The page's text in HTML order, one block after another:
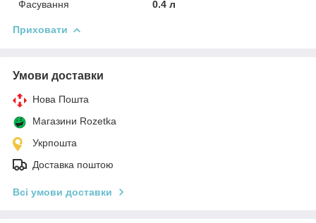
Фасування
0.4 л
Приховати
Умови доставки
Нова Пошта
Магазини Rozetka
Укрпошта
Доставка поштою
Всі умови доставки